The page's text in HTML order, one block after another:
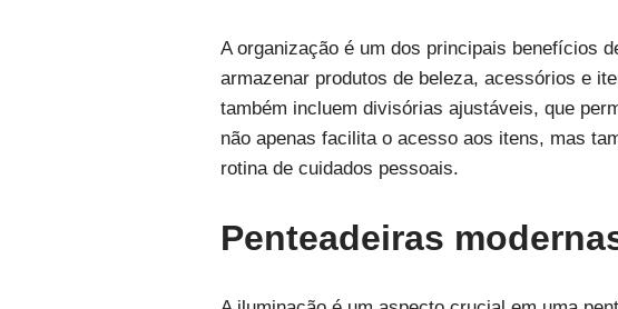
A organização é um dos principais benefícios
armazenar produtos de beleza, acessórios e
também incluem divisórias ajustáveis, que
não apenas facilita o acesso aos itens, mas
rotina de cuidados pessoais.
Penteadeiras